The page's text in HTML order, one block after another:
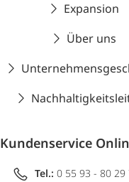
Expansion
Über uns
Kundenservice
Tel.: 0 55 93 - 80 29